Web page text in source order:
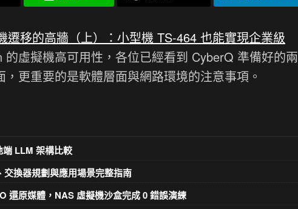
遷移的高牆（上）：小型機 TS-464 也能實現企業級
的虛擬機高可用性，各位已經看到 CyberQ 準備好的兩
更重要的是軟體層面與網路環境的注意事項。
LLM 架構比較
換器規劃與應用場景完整指南
還原媒體，NAS 虛擬機沙盒完成 0 錯誤演練